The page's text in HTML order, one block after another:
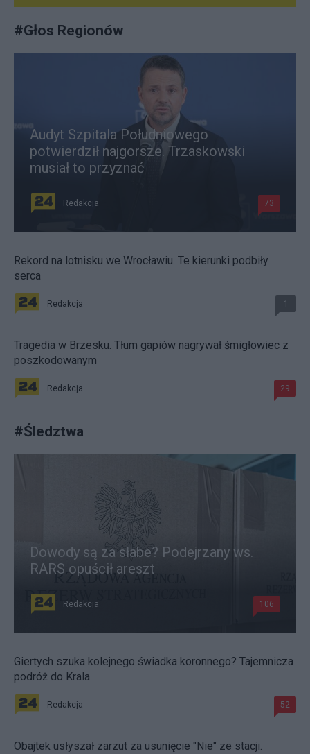
#Głos Regionów
Audyt Szpitala Południowego
potwierdził najgorsze. Trzaskowski
musiał to przyznać
Redakcja 73
Rekord na lotnisku we Wrocławiu. Te kierunki podbiły
serca
Redakcja 1
Tragedia w Brzesku. Tłum gapiów nagrywał śmigłowiec z
poszkodowanym
Redakcja 29
#Śledztwa
Dowody są za słabe? Podejrzany ws.
RARS opuścił areszt
Redakcja 106
Giertych szuka kolejnego świadka koronnego? Tajemnicza
podróż do Krala
Redakcja 52
Obajtek usłyszał zarzut za usunięcie "Nie" ze stacji.